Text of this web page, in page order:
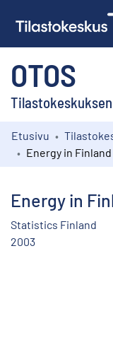
OTOS
Kokoelmat
Etusivu
Energy in
Energy in
Statistics Finland
2003